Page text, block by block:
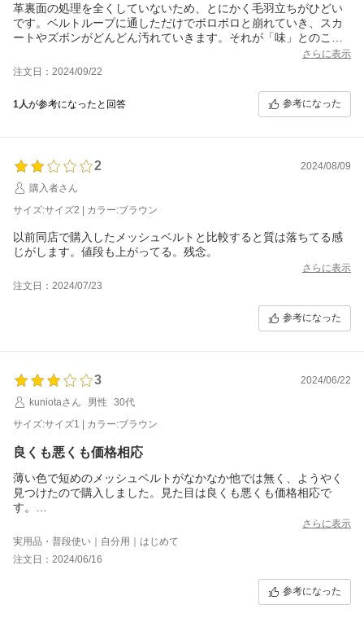
革裏面の処理を全くしていないため、とにかく毛羽立ちがひどい
です。ベルトループに通しただけでボロボロと崩れていき、スカ
ートやズボンがどんどん汚れていきます。それが「味」とのこと
自分で処理しようと思ってはおりますが、編み込まれているため
さらに表示
注文日：2024/09/22
1人が参考になったと回答 参考になった
2
2024/08/09
購入者さん
サイズ:サイズ2 | カラー:ブラウン
以前同店で購入したメッシュベルトと比較すると質は落ちてる感
じがします。値段も上がってる。残念。
さらに表示
注文日：2024/07/23
参考になった
3
2024/06/22
kuniotaさん
男性
30代
サイズ:サイズ1 | カラー:ブラウン
良くも悪くも価格相応
薄い色で短めのメッシュベルトがなかなか他では無く、ようやく
見つけたので購入しました。見た目は良くも悪くも価格相応で
す。
フェアな比較ではありませんが、アンダーソンズやサドラーズに
比べれば明らかに革の質感や仕上がりは劣ります(価格は数分の1
あと、他のレビューでもありますが、ベルトを外す度に革のクズ
また、先端の革の出っ張りがベルトループに引っかかり外しにく
さらに表示
実用品・普段使い｜自分用｜はじめて
注文日：2024/06/16
参考になった